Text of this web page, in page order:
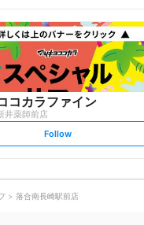
l
o
w
コカラファイン
井薬師前店
s
t
o
w
Follow
落合南長崎駅前店